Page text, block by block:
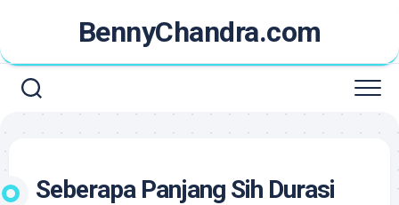
content
BennyChandra.com
Seberapa Panjang Sih Durasi